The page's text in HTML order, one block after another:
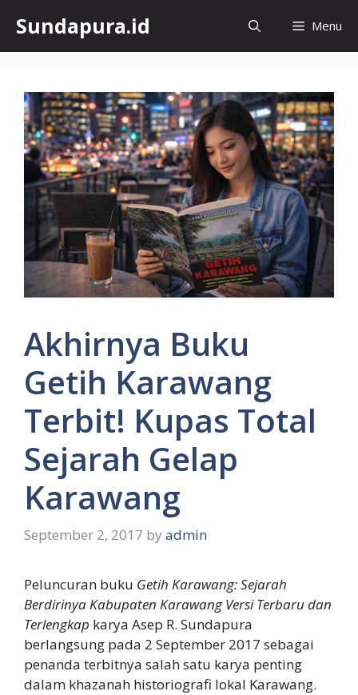
content
Sundapura.id Menu
Akhirnya Buku
Getih Karawang
Terbit! Kupas Total
Sejarah Gelap
Karawang
September 2, 2017 by admin
Peluncuran buku Getih Karawang: Sejarah
Berdirinya Kabupaten Karawang Versi Terbaru dan
Terlengkap karya Asep R. Sundapura
berlangsung pada 2 September 2017 sebagai
penanda terbitnya salah satu karya penting
dalam khazanah historiografi lokal Karawang.